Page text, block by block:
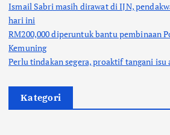
Ismail Sabri masih dirawat di IJN,
hari ini
RM200,000 diperuntuk bantu pembinaan
Kemuning
Perlu tindakan segera, proaktif tangani
Kategori